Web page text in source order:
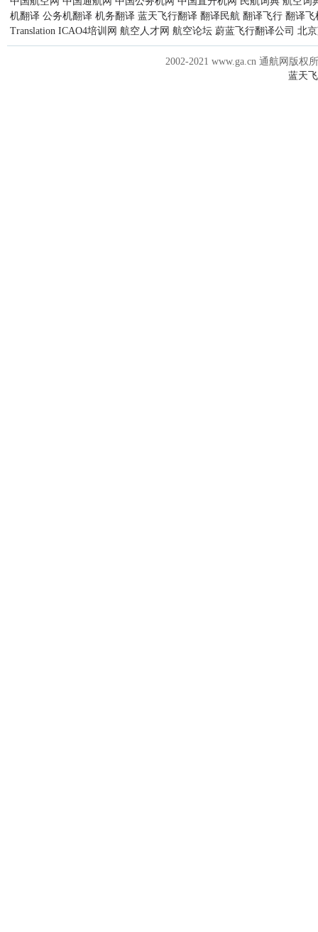
机翻译 公务机翻译 机务翻译 蓝天飞行翻译 翻译民航 翻译飞行 翻译飞
Translation ICAO4培训网 航空人才网 航空论坛 蔚蓝飞行翻译公司 北
2002-2021 www.ga.cn 通航网版权
蓝天